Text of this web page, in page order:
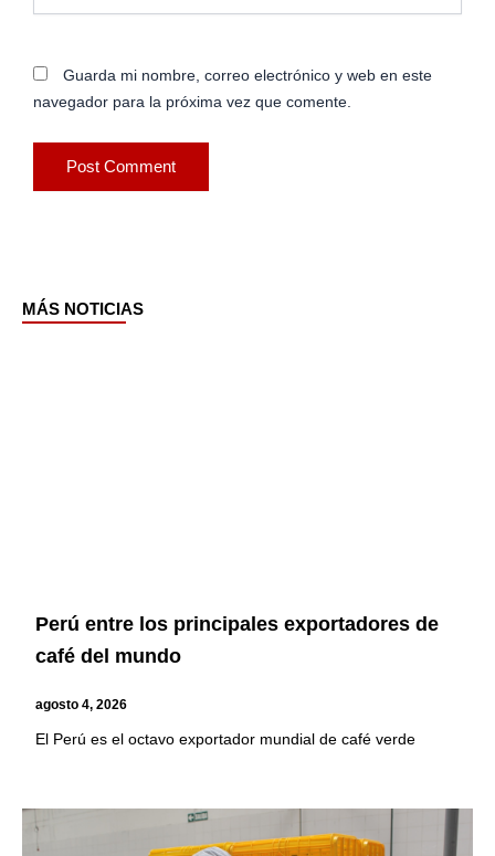
Guarda mi nombre, correo electrónico y web en este
navegador para la próxima vez que comente.
MÁS NOTICIAS
Perú entre los principales exportadores de
café del mundo
agosto 4, 2026
El Perú es el octavo exportador mundial de café verde